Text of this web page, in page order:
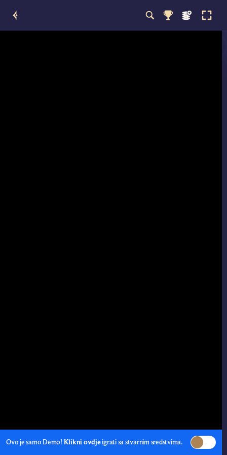
Ovo je samo Demo! Klikni ovdjeigrati sa stvarnim sredstvima.